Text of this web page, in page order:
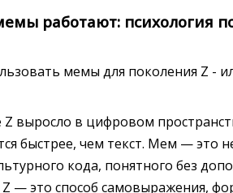
работают: психология
выросло в цифровом
быстрее, чем текст. Мем — это
кода, понятного без
— это способ самовыражения,